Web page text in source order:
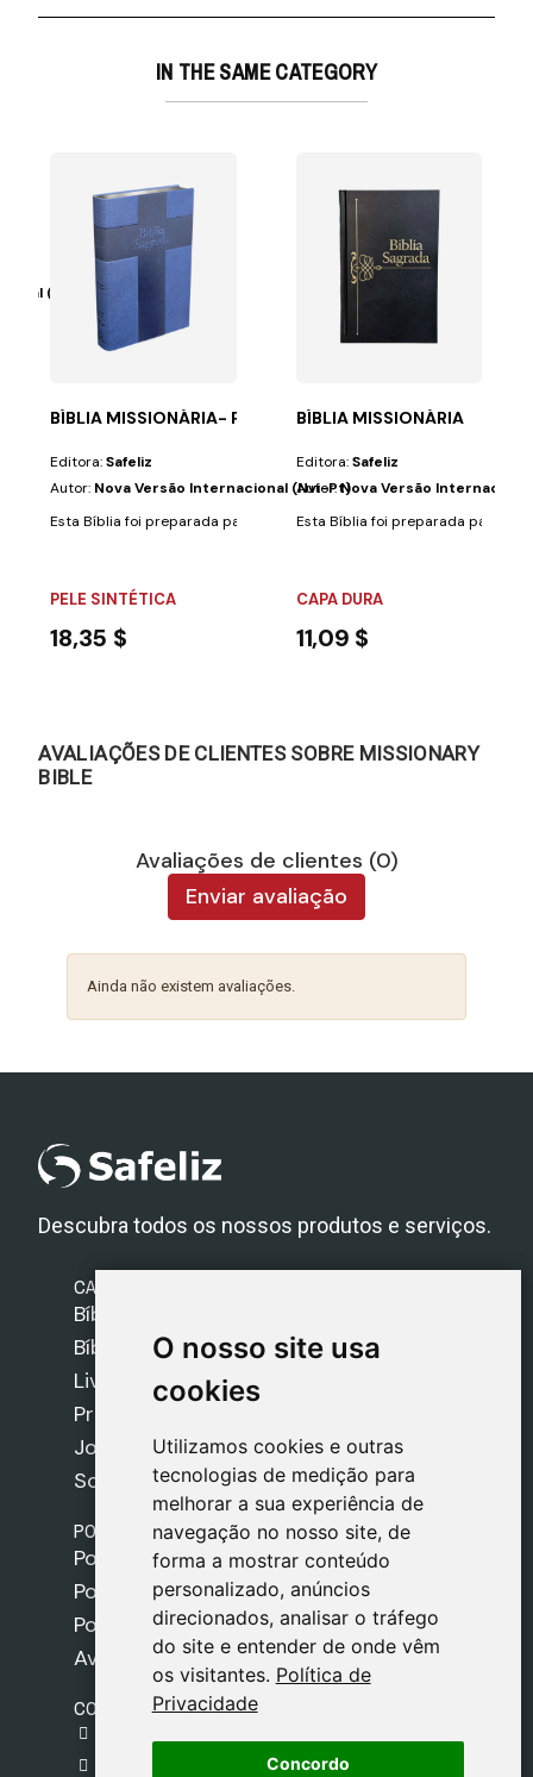
O nosso site usa
cookies
Utilizamos cookies e outras
tecnologias de medição para
melhorar a sua experiência de
navegação no nosso site, de
forma a mostrar conteúdo
personalizado, anúncios
direcionados, analisar o tráfego
do site e entender de onde vêm
os visitantes. Política de
Privacidade
Concordo
O nosso site usa
cookies
Utilizamos cookies e outras
tecnologias de medição para
melhorar a sua experiência de
navegação no nosso site, de
forma a mostrar conteúdo
personalizado, anúncios
direcionados, analisar o tráfego
do site e entender de onde vêm
os visitantes. Política de
Privacidade
Concordo
IN THE SAME CATEGORY
está próximo,...
(Nvi-Pt)
aqueles que, sabendo que o fim está próximo,...
BÍBLIA MISSIONÁRIA- PU 4 CORES
Editora:Safeliz
Autor: Nova Versão Internacional (Nvi-Pt)
Esta Bíblia foi preparada para todos aqueles que, sabendo que o fim
PELE SINTÉTICA
18,35 $
BÍBLIA MISSIONÁRIA
Editora:Safeliz
Autor:Nova Versão
Esta Bíblia foi preparada para
CAPA DURA
11,09 $
AVALIAÇÕES DE CLIENTES SOBRE MISSIONARY
BIBLE
Avaliações de clientes (0)
Enviar avaliação
Ainda não existem avaliações.
Descubra todos os nossos produtos e serviços.
CATEGORIAS
Bíblias Safeliz
Bíblias
Livros
Presentes
Jogos
Sobre nós
POLÍTICAS
Política de Envios
Política de Cookies
Política de Privacidade
Aviso Legal
CONTACTO
C. del Pradillo, 6, 28770 Colmenar Viejo,